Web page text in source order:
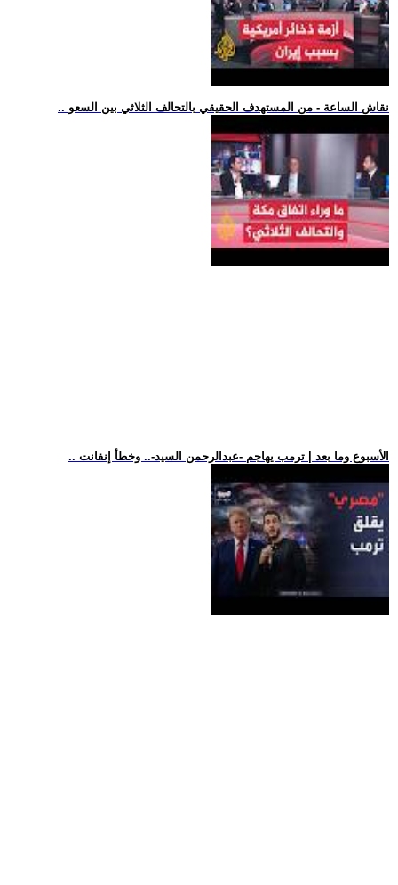
.. نقاش الساعة - من المستهدف الحقيقي بالتحالف الثلاثي بين السعو
.. الأسبوع وما بعد | ترمب يهاجم -عبدالرحمن السيد-.. وخطأ إنفانت